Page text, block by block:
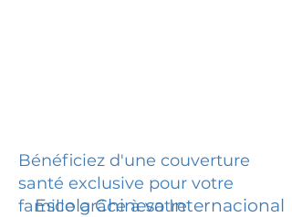
Bénéficiez d'une couverture
santé exclusive pour votre
famille grâce à votre
Escola Chinesa Internacional